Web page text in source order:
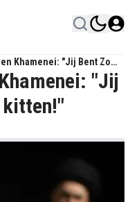
Khamenei: "Jij Bent Zo
"Jij
kitten!"